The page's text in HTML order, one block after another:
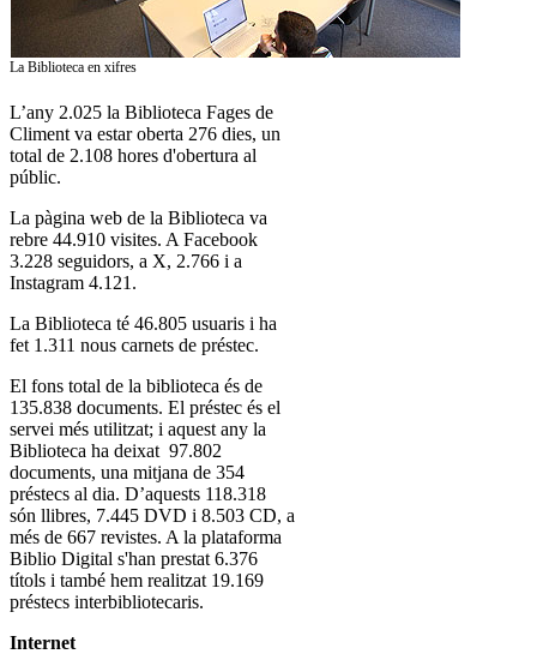
La Biblioteca en xifres
L’any 2.025 la Biblioteca Fages de
Climent va estar oberta 276 dies, un
total de 2.108 hores d'obertura al
públic.
La pàgina web de la Biblioteca va
rebre 44.910 visites. A Facebook
3.228 seguidors, a X, 2.766 i a
Instagram 4.121.
La Biblioteca té 46.805 usuaris i ha
fet 1.311 nous carnets de préstec.
El fons total de la biblioteca és de
135.838 documents. El préstec és el
servei més utilitzat; i aquest any la
Biblioteca ha deixat 97.802
documents, una mitjana de 354
préstecs al dia. D’aquests 118.318
són llibres, 7.445 DVD i 8.503 CD, a
més de 667 revistes. A la plataforma
Biblio Digital s'han prestat 6.376
títols i també hem realitzat 19.169
préstecs interbibliotecaris.
Internet